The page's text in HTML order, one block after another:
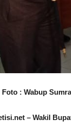
: Wabup
– Wakil